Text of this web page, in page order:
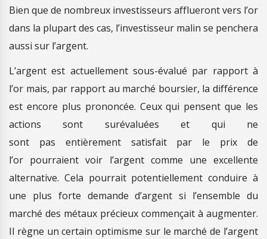
Bien que de nombreux investisseurs afflueront vers l’or
dans la plupart des cas, l’investisseur malin se penchera
aussi sur l’argent.
L’argent est actuellement sous-évalué par rapport à
l’or mais, par rapport au marché boursier, la différence
est encore plus prononcée. Ceux qui pensent que les
actions sont surévaluées et qui ne
sont pas entièrement satisfait par le prix de
l’or pourraient voir l’argent comme une excellente
alternative. Cela pourrait potentiellement conduire à
une plus forte demande d’argent si l’ensemble du
marché des métaux précieux commençait à augmenter.
Il règne un certain optimisme sur le marché de l’argent